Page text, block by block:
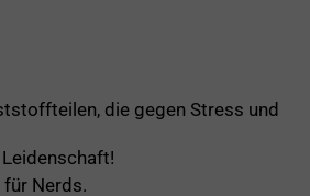
die gegen Stress und
Nerds.